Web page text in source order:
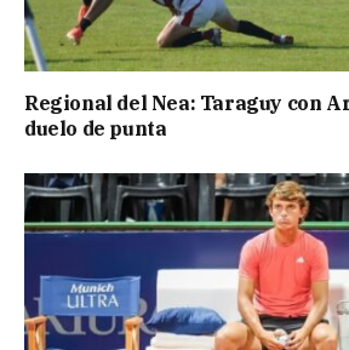
Regional del Nea: Taraguy con
duelo de punta